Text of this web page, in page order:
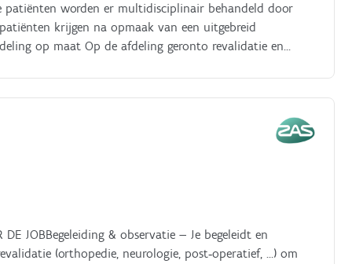
patiënten worden er multidisciplinair behandeld door
krijgen na opmaak van een uitgebreid
op maat Op de afdeling geronto revalidatie en
JOBBegeleiding & observatie — Je begeleidt en
(orthopedie, neurologie, post‑operatief, …) om